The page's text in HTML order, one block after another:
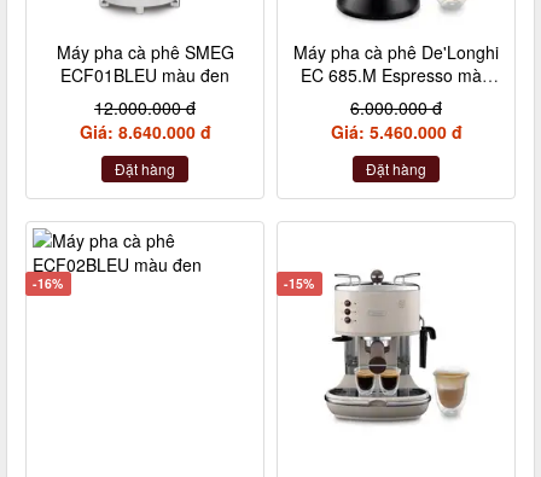
Máy pha cà phê SMEG
ECF01BLEU màu đen
12.000.000 đ
Giá: 8.640.000 đ
Đặt hàng
Máy pha cà phê De'Longhi
EC 685.M Espresso màu
bạc
6.000.000 đ
Giá: 5.460.000 đ
Đặt hàng
-16% -15%